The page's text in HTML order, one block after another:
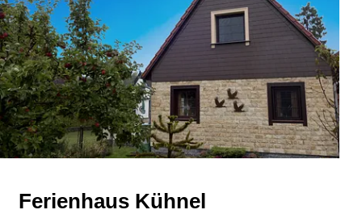
Ferienhaus Kühnel